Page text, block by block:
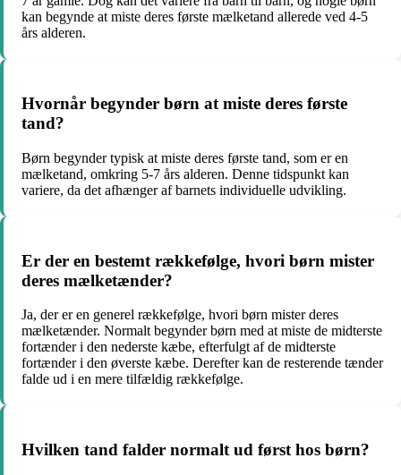
kan begynde at miste deres første mælketand allerede ved 4-5
års alderen.
Hvornår begynder børn at miste deres første
tand?
Børn begynder typisk at miste deres første tand, som er en
mælketand, omkring 5-7 års alderen. Denne tidspunkt kan
variere, da det afhænger af barnets individuelle udvikling.
Er der en bestemt rækkefølge, hvori børn mister
deres mælketænder?
Ja, der er en generel rækkefølge, hvori børn mister deres
mælketænder. Normalt begynder børn med at miste de midterste
fortænder i den nederste kæbe, efterfulgt af de midterste
fortænder i den øverste kæbe. Derefter kan de resterende tænder
falde ud i en mere tilfældig rækkefølge.
Hvilken tand falder normalt ud først hos børn?